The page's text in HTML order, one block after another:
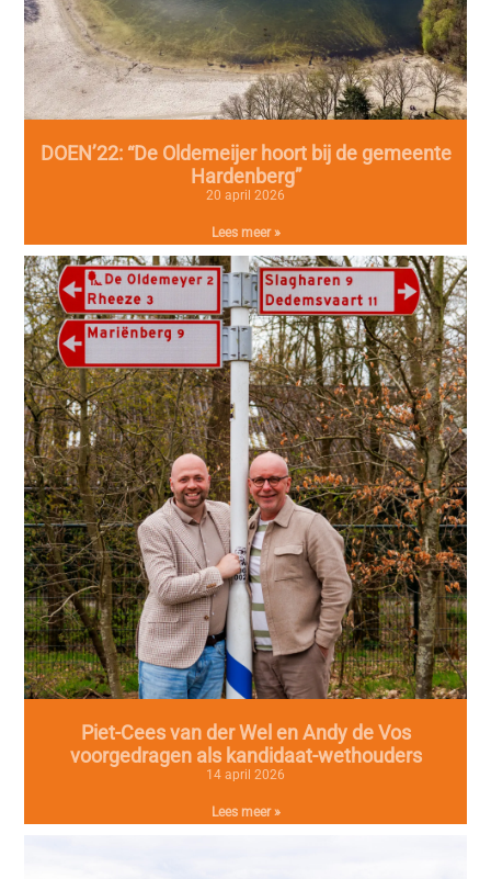
DOEN’22: “De Oldemeijer hoort bij de gemeente
Hardenberg”
20 april 2026
Lees meer »
Piet-Cees van der Wel en Andy de Vos
voorgedragen als kandidaat-wethouders
14 april 2026
Lees meer »